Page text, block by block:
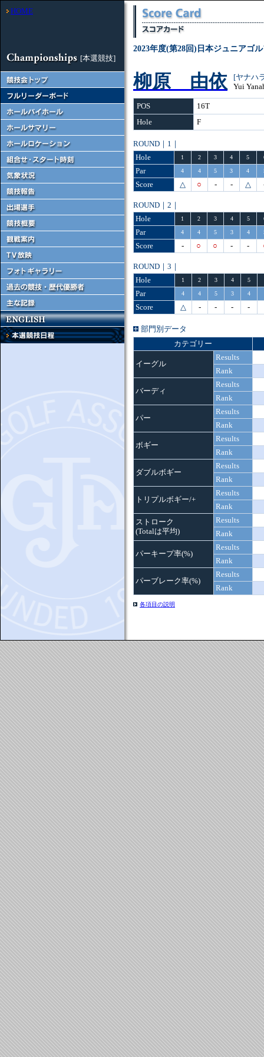
HOME
[本選競技]
2023年度(第28回)日本ジュニアゴ
柳原 由依
[ヤナハ
Yui
POS
16T
Hole
F
ROUND｜1｜
Hole
1 2 3 4 5
Par 4 4 5 3 4
Score △ ○ - - △
ROUND｜2｜
Hole
1 2 3 4 5
Par 4 4 5 3 4
Score - ○ ○ - -
ROUND｜3｜
Hole
1 2 3 4 5
Par 4 4 5 3 4
Score △ - - - -
部門別データ
カテゴリー
イーグル
Results
Rank
バーディ
Results
Rank
パー
Results
Rank
ボギー
Results
Rank
ダブルボギー
Results
Rank
トリプルボギー/+
Results
Rank
ストローク
(Totalは平均)
Results
Rank
パーキープ率(%)
Results
Rank
パーブレーク率(%)
Results
Rank
各項目の説明